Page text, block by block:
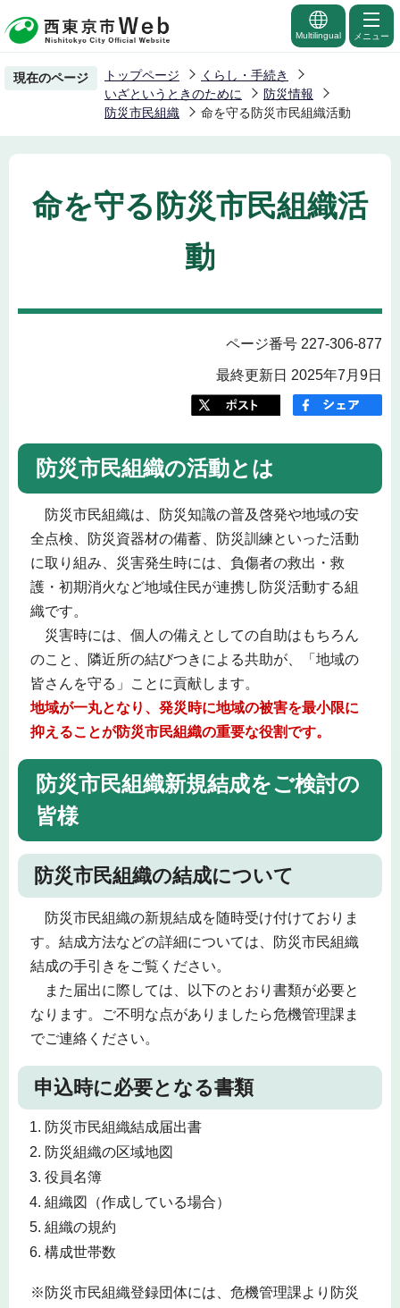
の
ー
の
先
Multilingual メニュー
現在のページ トップページ
くらし・手続き
いざというときのために
防災情報
防災市民組織
命を守る防災市民組織活動
命を守る防災市民組織活
動
ページ番号 227-306-877
最終更新日 2025年7月9日
防災市民組織の活動とは
防災市民組織は、防災知識の普及啓発や地域の安
全点検、防災資器材の備蓄、防災訓練といった活動
に取り組み、災害発生時には、負傷者の救出・救
護・初期消火など地域住民が連携し防災活動する組
織です。
災害時には、個人の備えとしての自助はもちろん
のこと、隣近所の結びつきによる共助が、「地域の
皆さんを守る」ことに貢献します。
地域が一丸となり、発災時に地域の被害を最小限に
抑えることが防災市民組織の重要な役割です。
防災市民組織新規結成をご検討の
皆様
防災市民組織の結成について
防災市民組織の新規結成を随時受け付けておりま
す。結成方法などの詳細については、防災市民組織
結成の手引きをご覧ください。
また届出に際しては、以下のとおり書類が必要と
なります。ご不明な点がありましたら危機管理課ま
でご連絡ください。
申込時に必要となる書類
防災市民組織結成届出書
防災組織の区域地図
役員名簿
組織図（作成している場合）
組織の規約
構成世帯数
※防災市民組織登録団体には、危機管理課より防災